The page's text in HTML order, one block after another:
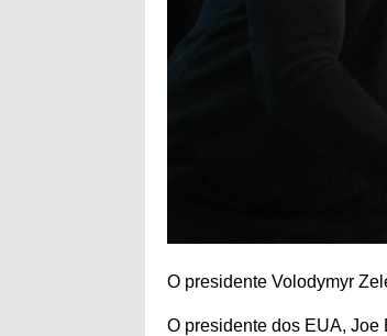
O presidente Volodymyr
O presidente dos EUA,